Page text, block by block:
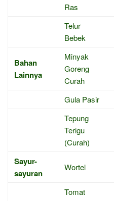
Ras
Telur
Bebek
Bahan
Lainnya
Minyak
Goreng
Curah
Gula Pasir
Tepung
Terigu
(Curah)
Sayur-
sayuran
Wortel
Tomat